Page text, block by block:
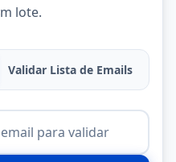
lote.
Validar Lista de Emails